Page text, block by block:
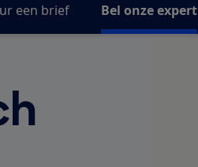
een brief Bel onze expert